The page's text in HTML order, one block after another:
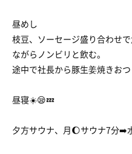
昼めし
枝豆、ソーセージ盛り合わせ
ながらノンビリと飲む。
途中で社長から豚生姜焼きお
昼寝☀️😪💤
夕方サウナ、月🌔サウナ7分